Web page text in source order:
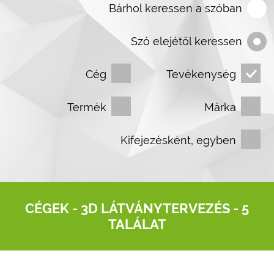
Bárhol keressen a szóban
Szó elejétől keressen
Cég Tevékenység
Termék Márka
Kifejezésként, egyben
CÉGEK - 3D LÁTVÁNYTERVEZÉS - 5
TALÁLAT